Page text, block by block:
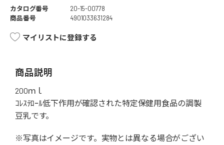
カタログ番号
20-15-00778
商品番号
4901033631284
マイリストに登録する
商品説明
200ｍｌ
ｺﾚｽﾃﾛｰﾙ低下作用が確認された特定保健用食品の調製
豆乳です。
※写真はイメージです。実物とは異なる場合がござい